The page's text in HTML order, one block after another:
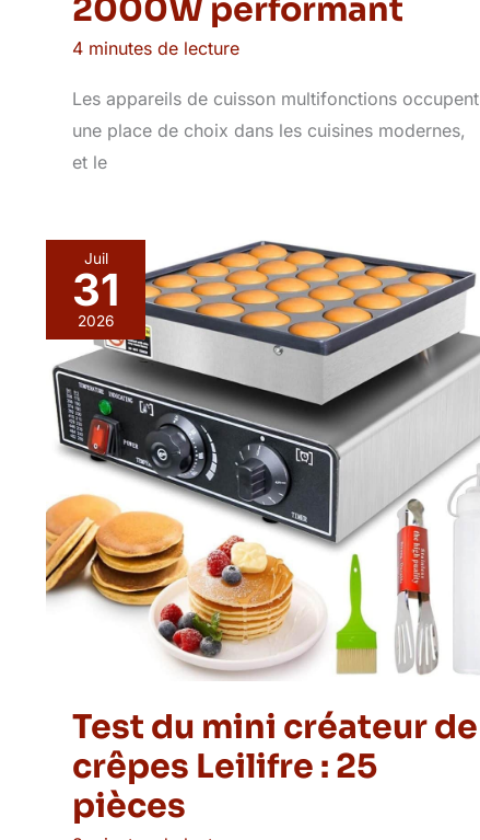
2000W performant
4 minutes de lecture
Les appareils de cuisson multifonctions occupent
une place de choix dans les cuisines modernes,
et le
Juil
31
2026
Test du mini créateur de
crêpes Leilifre : 25
pièces